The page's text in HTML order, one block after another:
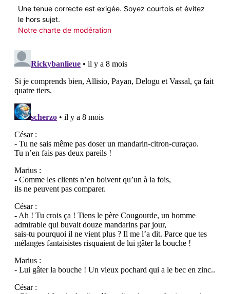
Une tenue correcte est exigée. Soyez courtois et évitez
le hors sujet.
Notre charte de modération